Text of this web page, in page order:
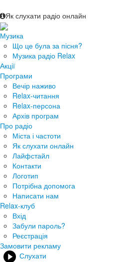
Як слухати радіо онлайн
Музика
Що це була за пісня?
Музика радіо Relax
Акції
Програми
Вечір наживо
Relax-читання
Relax-персона
Архів програм
Про радіо
Міста і частоти
Як слухати онлайн
Лайфстайл
Контакти
Логотип
Потрібна допомога
Написати нам
Relax-клуб
Вхід
Забули пароль?
Реєстрація
Замовити рекламу
Слухати